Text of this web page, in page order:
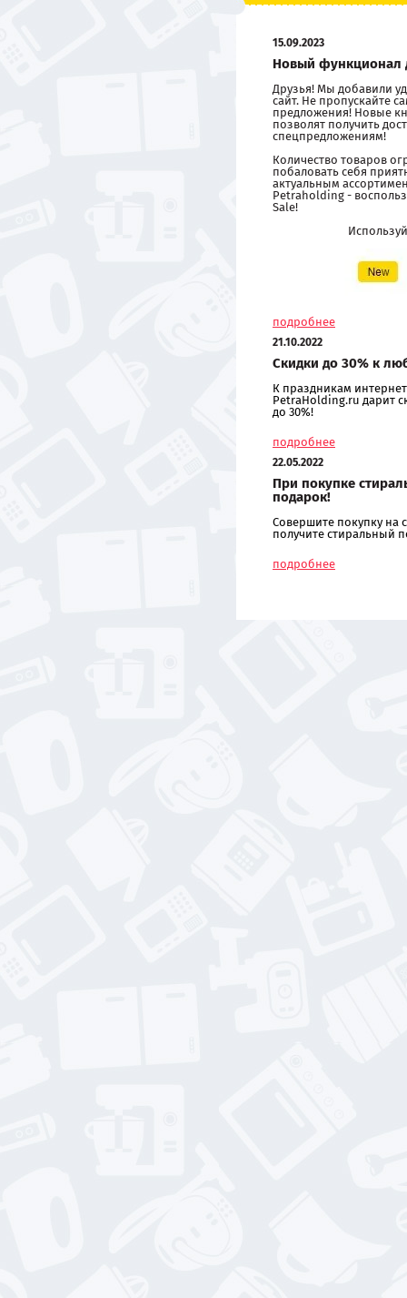
15.09.2023
Новый функционал
Друзья! Мы добавили
сайт. Не пропускайте
предложения! Новые
позволят получить
спецпредложениям!
Количество товаров
побаловать себя
актуальным
Petraholding -
Sale!
подробнее
21.10.2022
Скидки до 30% к
К праздникам
PetraHolding.ru дарит
до 30%!
подробнее
22.05.2022
При покупке
подарок!
Совершите покупку на
получите стиральный
подробнее